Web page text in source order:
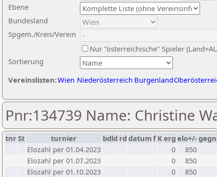
Ebene
Sortierung
Bundesland
Spgem./Kreis/Verein
Nur "österreichische" Spieler
Vereinslisten:Wien Niederösterreich Burgenland
Pnr:134739 Name: Christine
tnrSt turnier bdld rd datumf Kerg elo+/-
Elozahl per 01.04.2023
0
850
Elozahl per 01.07.2023
0
850
Elozahl per 01.10.2023
0
850